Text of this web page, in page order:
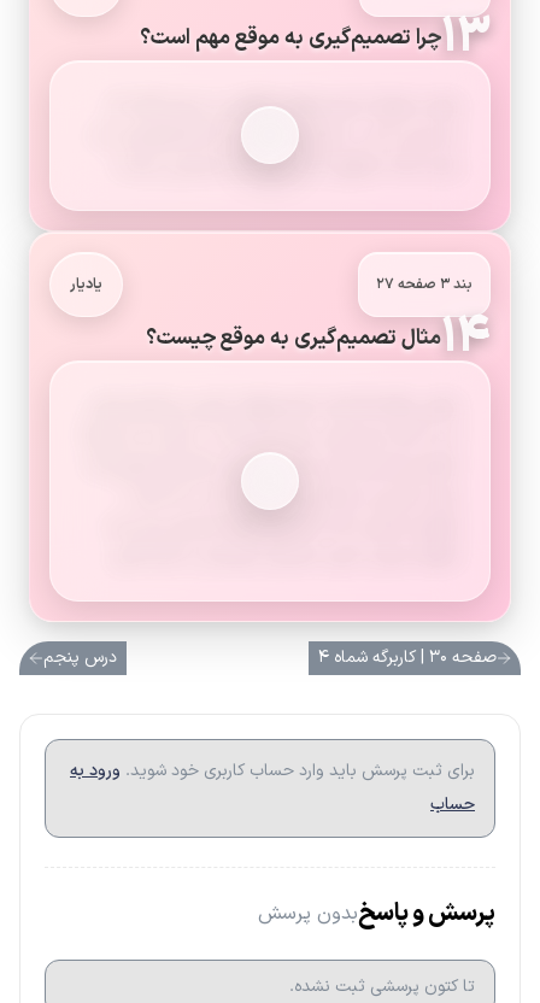
۱۳چرا تصمیم‌گیری به موقع مهم است؟
همان طورکه تصمیم‌های ناگهانی و بدون فکر کار
نادرستی است، تصمیم نگرفتن یا تصمیم‌گیری را به
زمان آینده موکول کردن نیز کار صحیحی نیست.
بند ۳ صفحه ۲۷ یادیار
۱۴مثال تصمیم‌گیری به موقع چیست؟
ضعیف هستیم باید هر چه زودتر تصمیم بگیریم که
برای حلّ این مشکل چه کنیم تا آن را به آینده
صفحه ۳۰ | کاربرگه شماه ۴ درس پنجم
برای ثبت پرسش باید وارد حساب کاربری خود شوید. ورود به
حساب
پرسش و پاسخبدون پرسش
تا کتون پرسشی ثبت نشده.